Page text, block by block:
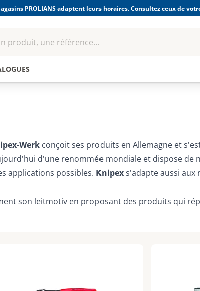
PROLIANS adaptent leurs horaires. Consultez ceux de
produit, une référence...
Consommables
Werk conçoit ses produits en Allemagne et
d'une renommée mondiale et dispose de
applications possibles. Knipexs'adapte aussi aux
son leitmotiv en proposant des produits qui